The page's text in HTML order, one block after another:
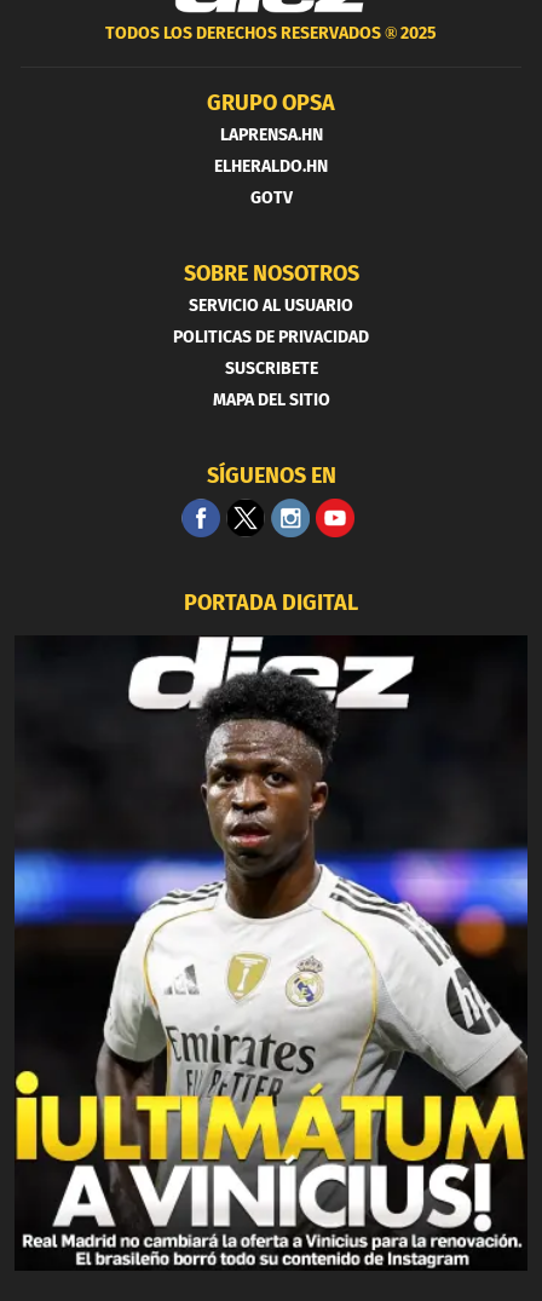
TODOS LOS DERECHOS RESERVADOS ®2025
GRUPO OPSA
LAPRENSA.HN
ELHERALDO.HN
GOTV
SOBRE NOSOTROS
SERVICIO AL USUARIO
POLITICAS DE PRIVACIDAD
SUSCRIBETE
MAPA DEL SITIO
SÍGUENOS EN
PORTADA DIGITAL